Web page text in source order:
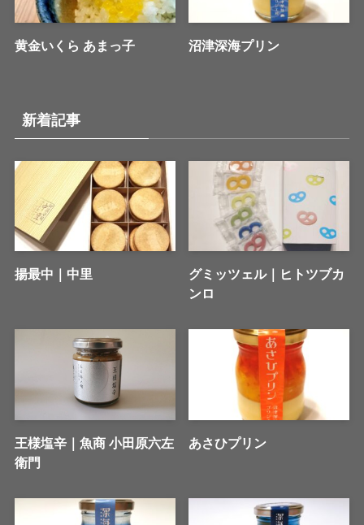
黄金いくら あまっ子 沼津深海プリン
新着記事
揚最中｜中里
グミッツェル｜ヒトツブカ
ンロ
王様塩辛｜魚商 小田原六左
衛門
あさひプリン